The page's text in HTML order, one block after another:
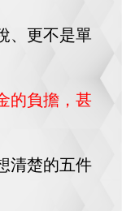
、更不是單
的負擔，甚
清楚的五件